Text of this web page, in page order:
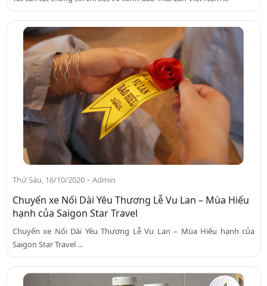
Thứ Sáu, 16/10/2020 - Admin
Chuyến xe Nối Dài Yêu Thương Lễ Vu Lan – Mùa Hiếu
hạnh của Saigon Star Travel
Chuyến xe Nối Dài Yêu Thương Lễ Vu Lan – Mùa Hiếu hạnh của
Saigon Star Travel ...